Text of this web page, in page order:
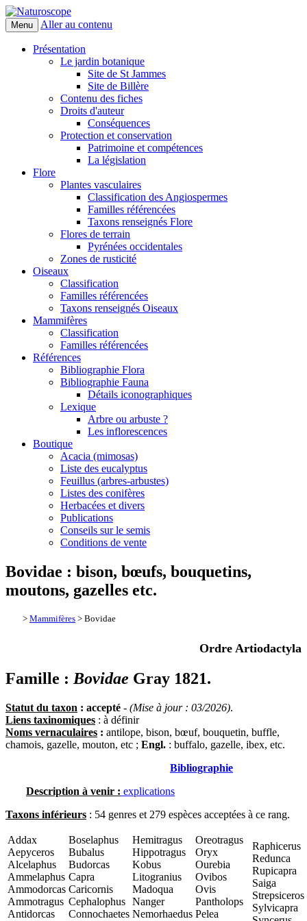
Naturoscope
Menu Aller au contenu
Présentation
Le jardin botanique
Site de St Jammes
Site de Billère
Contenu des fiches
Droits d'auteur
Conséquences
Protection et conservation
Patrimoine et compétences
La législation
Flore
Plantes vasculaires
Classification des Angiospermes
Familles référencées
Taxons renseignés Flore
Flores de terrain
Pyrénées occidentales
Zones de rusticité
Oiseaux
Classification
Familles référencées
Taxons renseignés Oiseaux
Mammifères
Classification
Familles référencées
Références
Bibliographie Flora
Bibliographie Fauna
Détails iconographiques
Lexique
Arbre ou arbuste ?
Les inflorescences
Boutique
Acacia (mimosas)
Liste des eucalyptus
Feuillus (arbres-arbustes)
Listes des conifères
Herbacées et divers
Publications
Conseils sur le semis
Conditions de vente
Bovidae : bison, bœufs, bouquetins,
moutons, gazelles etc.
> Mammifères > Bovidae
Ordre Artiodactyla
Famille : Bovidae Gray 1821.
Statut du taxon : accepté - (Mise à jour : 03/2026).
Liens taxinomiques : à définir
Noms vernaculaires : antilope, bison, bœuf, bouquetin, buffle,
chamois, gazelle, mouton, etc ; Engl. : buffalo, gazelle, ibex, etc.
Bibliographie
Description à venir : explications
Taxons inférieurs : 54 genres et 279 espèces acceptées à ce rang.
Addax
Aepyceros
Alcelaphus
Ammelaphus
Ammodorcas
Ammotragus
Antidorcas
Boselaphus
Bubalus
Budorcas
Capra
Caricornis
Cephalophus
Connochaetes
Hemitragus
Hippotragus
Kobus
Litogranius
Madoqua
Nanger
Nemorhaedus
Oreotragus
Oryx
Ourebia
Ovibos
Ovis
Pantholops
Pelea
Raphicerus
Redunca
Rupicapra
Saiga
Strepsiceros
Sylvicapra